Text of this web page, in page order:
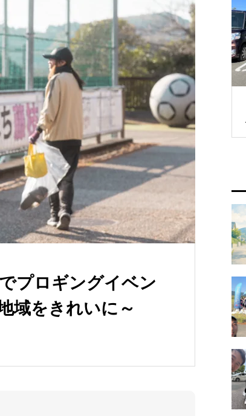
プロギングイベン
域をきれいに～
【#371】袋井プロギング開催～
ノブレスパルク周辺で未来の街
づくりを語る～